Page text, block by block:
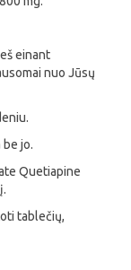
einant
nuo Jūsų
jo.
Quetiapine
tablečių,